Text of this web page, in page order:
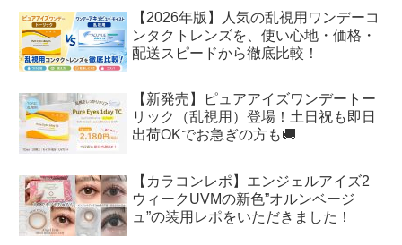
【2026年版】人気の乱視用ワンデーコ
ンタクトレンズを、使い心地・価格・
配送スピードから徹底比較！
【新発売】ピュアアイズワンデートー
リック（乱視用）登場！土日祝も即日
出荷OKでお急ぎの方も🚚
【カラコンレポ】エンジェルアイズ2
ウィークUVMの新色”オルンベージ
ュ”の装用レポをいただきました！